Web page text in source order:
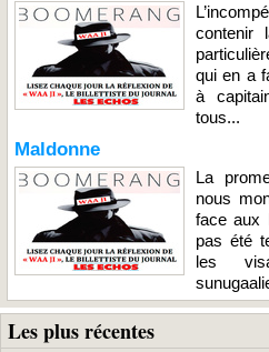
contenir
qui en a
à
tous...
Maldonne
La
nous
face aux
pas été
les
Les plus récentes